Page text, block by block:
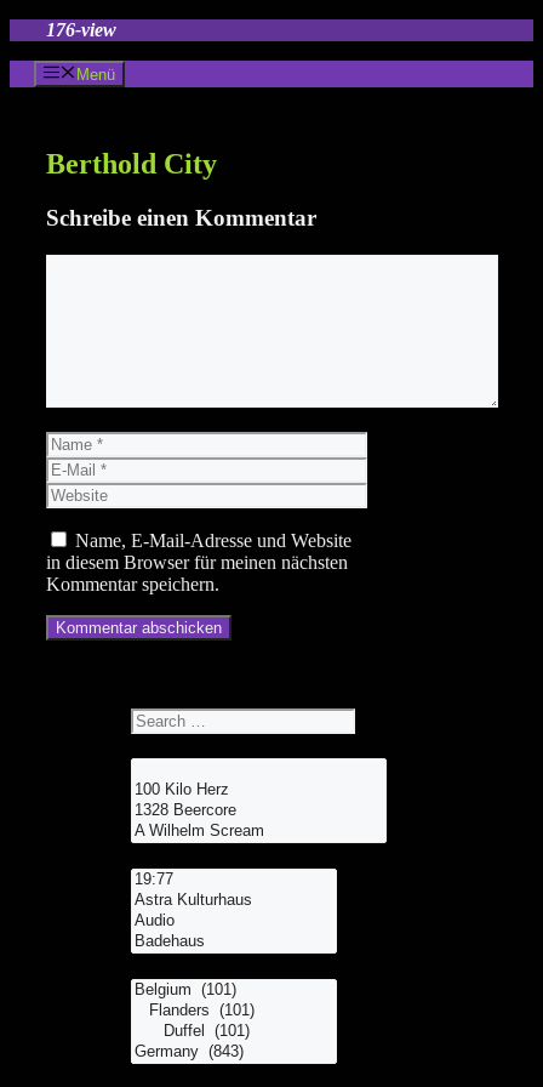
springen
176-view
Menü
Berthold City
Schreibe einen Kommentar
Name
E-
Mail
Website
Name, E-Mail-Adresse und Website
in diesem Browser für meinen nächsten
Kommentar speichern.